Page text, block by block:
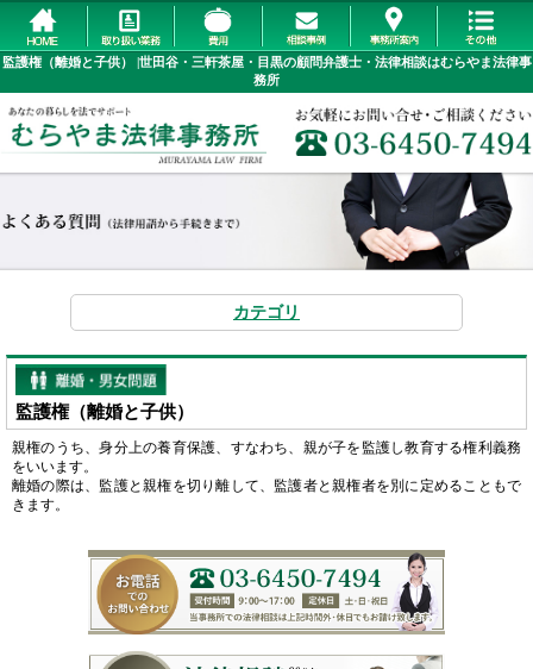
監護権（離婚と子供） |世田谷・三軒茶屋・目黒の顧問弁護士・法律相談はむらやま法律事
務所
カテゴリ
監護権（離婚と子供）
親権のうち、身分上の養育保護、すなわち、親が子を監護し教育する権利義務
をいいます。
離婚の際は、監護と親権を切り離して、監護者と親権者を別に定めることもで
きます。